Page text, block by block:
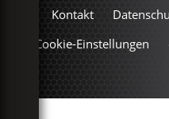
Kontakt
Cookie-Einstellungen